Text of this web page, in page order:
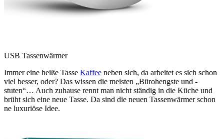
USB Tassenwärmer
Immer eine heiße Tasse Kaffee neben sich, da arbeitet es sich schon
viel besser, oder? Das wissen die meisten „Bürohengste und -
stuten“… Auch zuhause rennt man nicht ständig in die Küche und
brüht sich eine neue Tasse. Da sind die neuen Tassenwärmer schon
ne luxuriöse Idee.